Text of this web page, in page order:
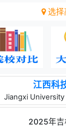
选择
江西科
Jiangxi
2025年吉